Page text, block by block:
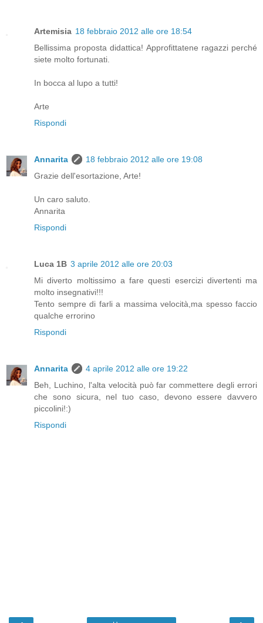
Artemisia 18 febbraio 2012 alle ore 18:54
Bellissima proposta didattica! Approfittatene ragazzi perché
siete molto fortunati.
In bocca al lupo a tutti!
Arte
Rispondi
Annarita
18 febbraio 2012 alle ore 19:08
Grazie dell'esortazione, Arte!
Un caro saluto.
Annarita
Rispondi
Luca 1B 3 aprile 2012 alle ore 20:03
Mi diverto moltissimo a fare questi esercizi divertenti ma
molto insegnativi!!!
Tento sempre di farli a massima velocità,ma spesso faccio
qualche errorino
Rispondi
Annarita
4 aprile 2012 alle ore 19:22
Beh, Luchino, l'alta velocità può far commettere degli errori
che sono sicura, nel tuo caso, devono essere davvero
piccolini!:)
Rispondi